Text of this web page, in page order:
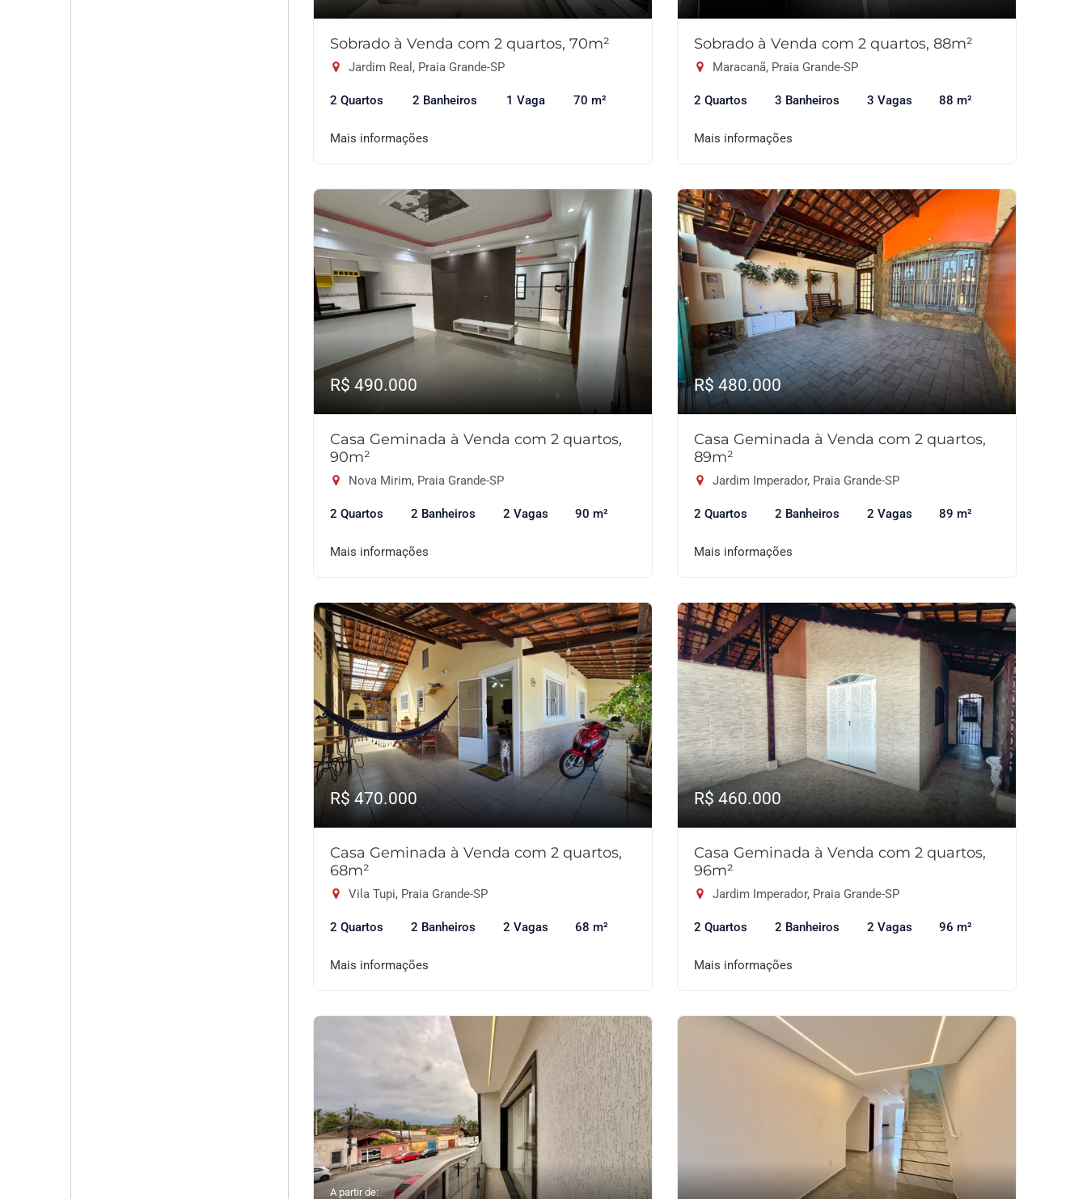
Sobrado à Venda com 2 quartos, 70m²
Jardim Real, Praia Grande-SP
2 Quartos 2 Banheiros 1 Vaga 70 m²
Mais informações
Sobrado à Venda com 2 quartos, 88m²
Maracanã, Praia Grande-SP
2 Quartos 3 Banheiros 3 Vagas 88 m²
Mais informações
R$ 490.000
Casa Geminada à Venda com 2 quartos,
90m²
Nova Mirim, Praia Grande-SP
2 Quartos 2 Banheiros 2 Vagas 90 m²
Mais informações
R$ 480.000
Casa Geminada à Venda com 2 quartos,
89m²
Jardim Imperador, Praia Grande-SP
2 Quartos 2 Banheiros 2 Vagas 89 m²
Mais informações
R$ 470.000
Casa Geminada à Venda com 2 quartos,
68m²
Vila Tupi, Praia Grande-SP
2 Quartos 2 Banheiros 2 Vagas 68 m²
Mais informações
R$ 460.000
Casa Geminada à Venda com 2 quartos,
96m²
Jardim Imperador, Praia Grande-SP
2 Quartos 2 Banheiros 2 Vagas 96 m²
Mais informações
A partir de: